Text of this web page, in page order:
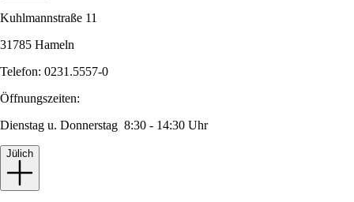
Kuhlmannstraße 11
31785 Hameln
Telefon: 0231.5557-0
Öffnungszeiten:
Dienstag u. Donnerstag 8:30 - 14:30 Uhr
Jülich